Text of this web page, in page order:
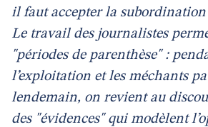
il faut accepter la
Le travail des journalistes
"périodes de parenthèse" :
l’exploitation et les méchants
lendemain, on revient au
des "évidences" qui modèlent